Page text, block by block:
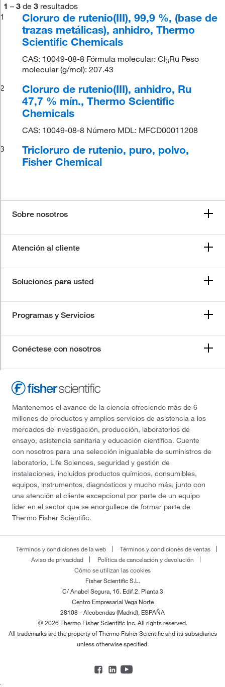
1 – 3 de 3 resultados
1
Cloruro de rutenio(III), 99,9 %, (base de
trazas metálicas), anhidro, Thermo
Scientific Chemicals
CAS: 10049-08-8 Fórmula molecular: Cl3Ru Peso
molecular (g/mol): 207.43
2
Cloruro de rutenio(III), anhidro, Ru
47,7 % mín., Thermo Scientific
Chemicals
CAS: 10049-08-8 Número MDL: MFCD00011208
3
Tricloruro de rutenio, puro, polvo,
Fisher Chemical
Sobre nosotros
Atención al cliente
Soluciones para usted
Programas y Servicios
Conéctese con nosotros
Mantenemos el avance de la ciencia ofreciendo más de 6
millones de productos y amplios servicios de asistencia a los
mercados de investigación, producción, laboratorios de
ensayo, asistencia sanitaria y educación científica. Cuente
con nosotros para una selección inigualable de suministros de
laboratorio, Life Sciences, seguridad y gestión de
instalaciones, incluidos productos químicos, consumibles,
equipos, instrumentos, diagnósticos y mucho más, junto con
una atención al cliente excepcional por parte de un equipo
líder en el sector que se enorgullece de formar parte de
Thermo Fisher Scientific.
Términos y condiciones de la web
Términos y condiciones de ventas
Aviso de privacidad
Política de cancelación y devolución
Cómo se utilizan las cookies
Fisher Scientific S.L.
C/ Anabel Segura, 16. Edif.2. Planta 3
Centro Empresarial Vega Norte
28108 - Alcobendas (Madrid), ESPAÑA
© 2026 Thermo Fisher Scientific Inc. All rights reserved.
All trademarks are the property of Thermo Fisher Scientific and its subsidiaries
unless otherwise specified.